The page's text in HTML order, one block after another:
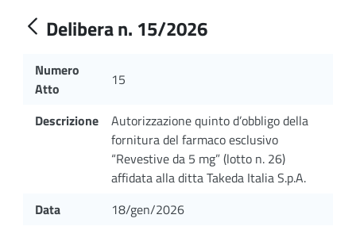
Delibera n. 15/2026
Numero
Atto
15
Descrizione
Autorizzazione quinto d’obbligo della
fornitura del farmaco esclusivo
“Revestive da 5 mg” (lotto n. 26)
affidata alla ditta Takeda Italia S.p.A.
Data
18/gen/2026